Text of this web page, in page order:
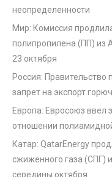
неопределенности
Мир: Комиссия
полипропилена (ПП) из
23 октября
Россия:
запрет на экспорт
Европа: Евросоюз ввел
отношении
Катар: QatarEnergy
сжиженного газа (СПГ)
середины октября